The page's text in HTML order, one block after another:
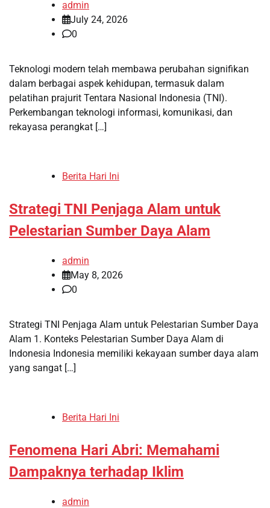
admin
July 24, 2026
0
Teknologi modern telah membawa perubahan signifikan
dalam berbagai aspek kehidupan, termasuk dalam
pelatihan prajurit Tentara Nasional Indonesia (TNI).
Perkembangan teknologi informasi, komunikasi, dan
rekayasa perangkat […]
Berita Hari Ini
Strategi TNI Penjaga Alam untuk
Pelestarian Sumber Daya Alam
admin
May 8, 2026
0
Strategi TNI Penjaga Alam untuk Pelestarian Sumber Daya
Alam 1. Konteks Pelestarian Sumber Daya Alam di
Indonesia Indonesia memiliki kekayaan sumber daya alam
yang sangat […]
Berita Hari Ini
Fenomena Hari Abri: Memahami
Dampaknya terhadap Iklim
admin